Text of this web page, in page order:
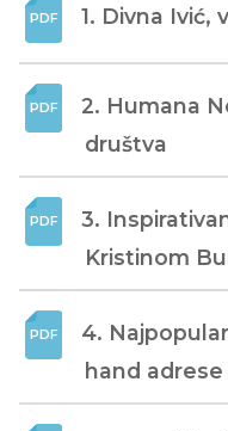
1. Divna Ivić,
2. Humana
društva
3.
Kristinom
4.
hand adrese